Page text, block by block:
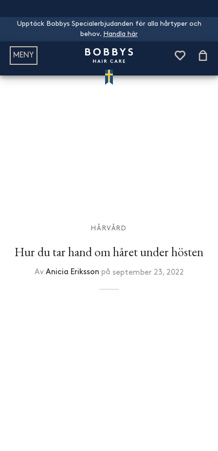
Upptäck Bobbys Specialerbjudanden för alla hårtyper och
behov. Handla här
MENY
HÅRVÅRD
Hur du tar hand om håret under hösten
Av Anicia Eriksson på september 23, 2022